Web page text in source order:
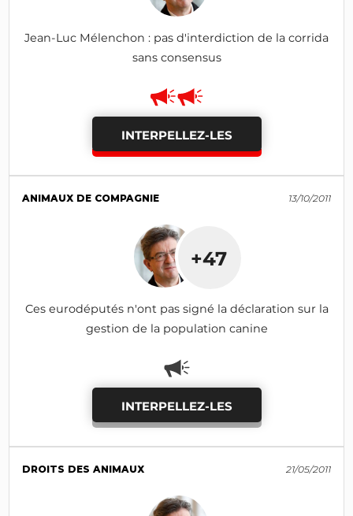
Jean-Luc Mélenchon : pas d'interdiction de la corrida
sans consensus
INTERPELLEZ-LES
ANIMAUX DE COMPAGNIE 13/10/2011
+47
Ces eurodéputés n'ont pas signé la déclaration sur la
gestion de la population canine
INTERPELLEZ-LES
DROITS DES ANIMAUX 21/05/2011